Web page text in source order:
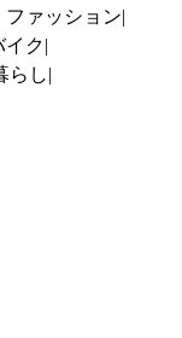
ファッション
イク
らし